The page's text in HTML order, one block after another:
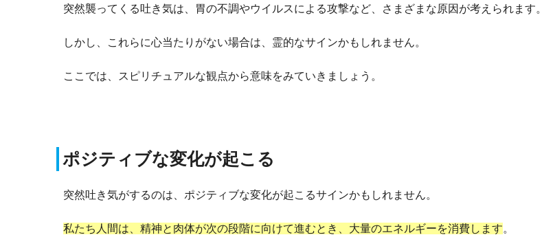
突然襲ってくる吐き気は、胃の不調やウイルスによる攻撃など、さまざまな原因が考えられます。
しかし、これらに心当たりがない場合は、霊的なサインかもしれません。
ここでは、スピリチュアルな観点から意味をみていきましょう。
ポジティブな変化が起こる
突然吐き気がするのは、ポジティブな変化が起こるサインかもしれません。
私たち人間は、精神と肉体が次の段階に向けて進むとき、大量のエネルギーを消費します。